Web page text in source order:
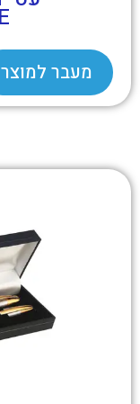
מעבר למוצר